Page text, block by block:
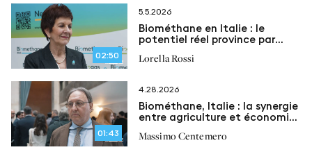
02:50
5.5.2026
Biométhane en Italie : le
potentiel réel province par
Lorella Rossi
01:43
4.28.2026
Biométhane, Italie : la synergie
entre agriculture et économie
Massimo Centemero